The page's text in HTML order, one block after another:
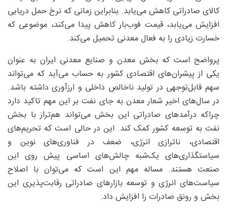
کالای صادراتی کاهش می‌یابد. بنابراین زمانی که نرخ حمل دریایی
افزایش می‌یابد، قیمت فوب‌بار کاهش پیدا می‌کند، موضوعی که
خسارت زیادی را به فعال معدنی تحمیل می‌کند.
پرواضح است که بخش معدن و صنایع معدنی ایران به عنوان
یکی از پیشران‌های اقتصادی کشور به حساب می‌آید که می‌تواند
سهم قابل‌توجهی در تولید ناخالص داخلی و ارزآوری داشته باشد.
در سال‌های اخیر شعار معدن به جای نفت بر این مهم تاکید دارد
چراکه درآمدهای صادراتی این بخش می‌تواند هم‌تراز با بخش
نفت به توسعه کشور کمک کند. این در حالی است که تحریم‌های
اقتصادی، ناترازی انرژی، ضعف در فناوری‌‌های نوین و
سیاستگذاری‌های یک‌شبه چالش‌های اساسی پیش روی این
صنعت هستند. مساله مهم این است که می‌توان با اصلاح
سیاست‌های انرژی و توسعه بازار‌های صادراتی رقابت‌پذیری این
بخش و رونق صادرات را افزایش داد.